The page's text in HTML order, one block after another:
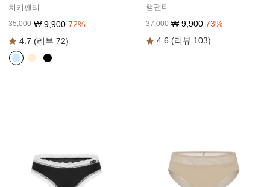
치키팬티
35,000 ₩ 9,900 72%
4.7 (리뷰 72)
햄팬티
37,000 ₩9,900 73%
4.6 (리뷰 103)